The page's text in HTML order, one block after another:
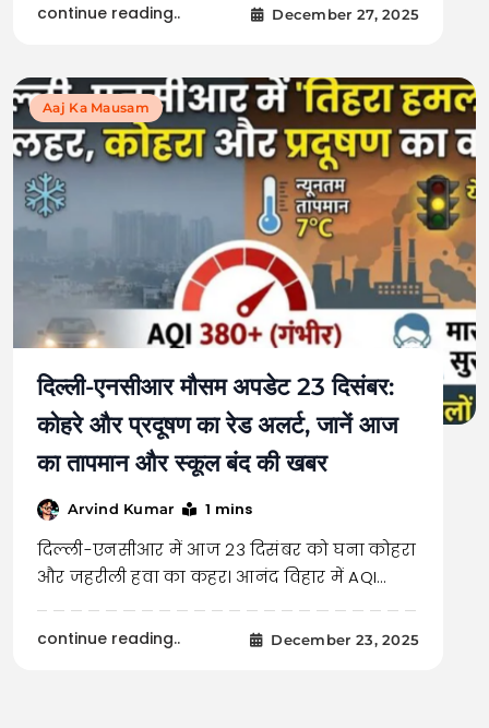
continue reading.. December 27, 2025
Aaj Ka Mausam
दिल्ली-एनसीआर मौसम अपडेट 23 दिसंबर:
कोहरे और प्रदूषण का रेड अलर्ट, जानें आज
का तापमान और स्कूल बंद की खबर
Arvind Kumar 1 mins
दिल्ली-एनसीआर में आज 23 दिसंबर को घना कोहरा
और जहरीली हवा का कहर। आनंद विहार में AQI…
continue reading.. December 23, 2025